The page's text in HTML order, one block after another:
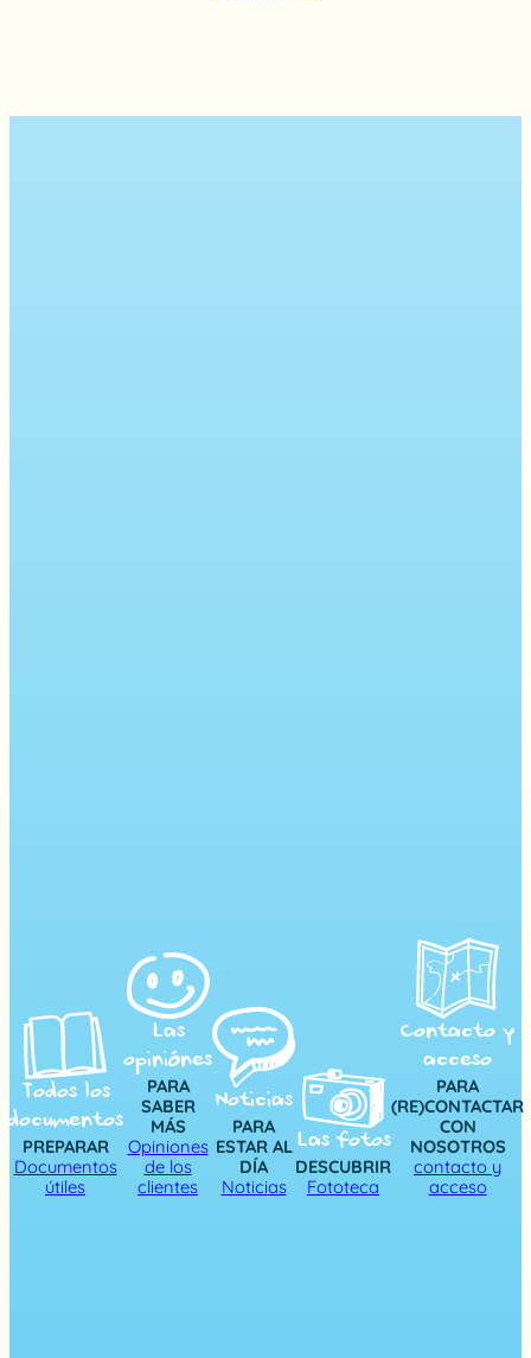
Todos los
documentos
PREPARAR
Documentos
útiles
Las
opiniónes
PARA
SABER
MÁS
Opiniones
de los
clientes
Noticias
PARA
ESTAR AL
DÍA
Noticias
Las fotos
DESCUBRIR
Fototeca
Contacto y
acceso
PARA
(RE)CONTACTAR
CON
NOSOTROS
contacto y
acceso